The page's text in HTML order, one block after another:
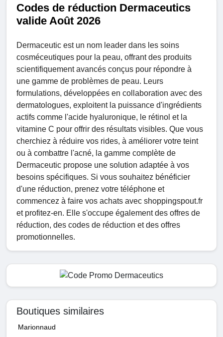
Codes de réduction Dermaceutics
valide Août 2026
Dermaceutic est un nom leader dans les soins
cosméceutiques pour la peau, offrant des produits
scientifiquement avancés conçus pour répondre à
une gamme de problèmes de peau. Leurs
formulations, développées en collaboration avec des
dermatologues, exploitent la puissance d'ingrédients
actifs comme l'acide hyaluronique, le rétinol et la
vitamine C pour offrir des résultats visibles. Que vous
cherchiez à réduire vos rides, à améliorer votre teint
ou à combattre l'acné, la gamme complète de
Dermaceutic propose une solution adaptée à vos
besoins spécifiques. Si vous souhaitez bénéficier
d'une réduction, prenez votre téléphone et
commencez à faire vos achats avec shoppingspout.fr
et profitez-en. Elle s'occupe également des offres de
réduction, des codes de réduction et des offres
promotionnelles.
Boutiques similaires
Marionnaud